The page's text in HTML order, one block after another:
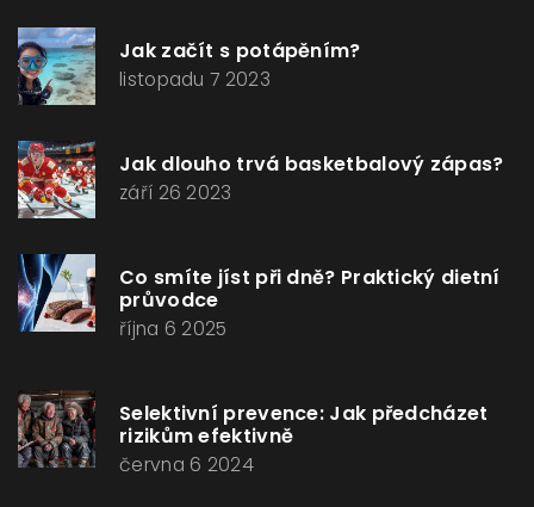
Jak začít s potápěním?
listopadu 7 2023
Jak dlouho trvá basketbalový zápas?
září 26 2023
Co smíte jíst při dně? Praktický dietní
průvodce
října 6 2025
Selektivní prevence: Jak předcházet
rizikům efektivně
června 6 2024